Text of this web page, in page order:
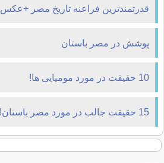
قدرتمندترین فراعنه تاریخ مصر +عکس
پوشش در مصر باستان
10 حقیقت در مورد مومیایی ها!
15 حقیقت جالب در مورد مصر باستان!! (+عکس)